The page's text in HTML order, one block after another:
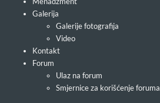
Galerija
Galerije fotografija
Video
Kontakt
Forum
Ulaz na forum
Smjernice za korišćenje foruma